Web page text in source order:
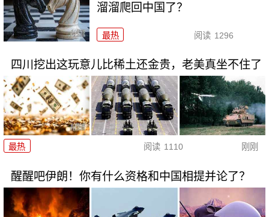
溜溜爬回中国了？
最热 阅读 1296
四川挖出这玩意儿比稀土还金贵，老美真坐不住了
最热 阅读 1110 刚刚
醒醒吧伊朗！你有什么资格和中国相提并论了？